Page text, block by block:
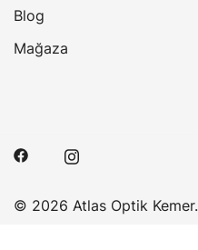
Blog
Mağaza
© 2026 Atlas Optik Kemer.